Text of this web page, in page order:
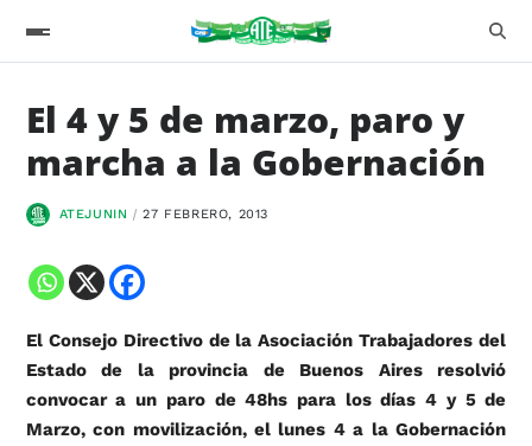
El 4 y 5 de marzo, paro y
marcha a la Gobernación
ATEJUNIN 27 FEBRERO, 2013
El Consejo Directivo de la Asociación Trabajadores del
Estado de la provincia de Buenos Aires resolvió
convocar a un paro de 48hs para los días 4 y 5 de
Marzo, con movilización, el lunes 4 a la Gobernación